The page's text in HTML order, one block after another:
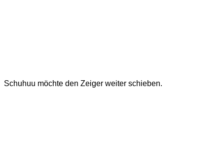
Schuhuu möchte den Zeiger weiter schieben.